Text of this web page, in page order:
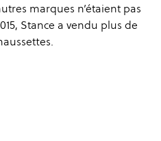
marques n’étaient pas
Stance a vendu plus de